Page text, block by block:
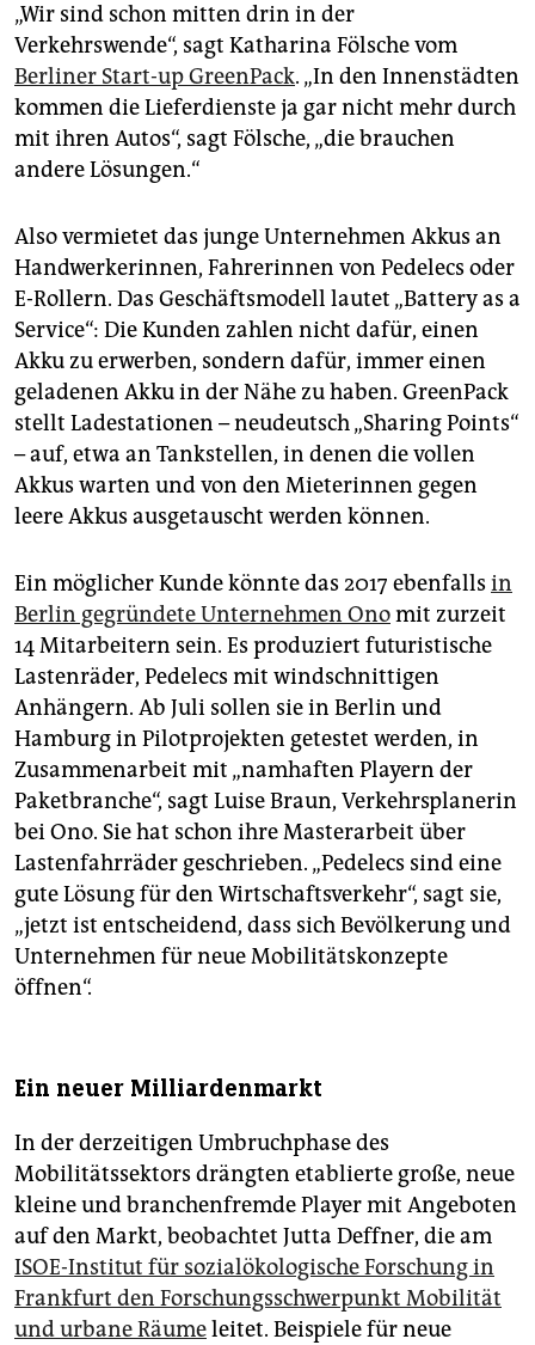
„Wir sind schon mitten drin in der
Verkehrswende“, sagt Katharina Fölsche vom
Berliner Start-up GreenPack. „In den Innenstädten
kommen die Lieferdienste ja gar nicht mehr durch
mit ihren Autos“, sagt Fölsche, „die brauchen
andere Lösungen.“
Also vermietet das junge Unternehmen Akkus an
Handwerkerinnen, Fahrerinnen von Pedelecs oder
E-Rollern. Das Geschäftsmodell lautet „Battery as a
Service“: Die Kunden zahlen nicht dafür, einen
Akku zu erwerben, sondern dafür, immer einen
geladenen Akku in der Nähe zu haben. GreenPack
stellt Ladestationen – neudeutsch „Sharing Points“
– auf, etwa an Tankstellen, in denen die vollen
Akkus warten und von den Mieterinnen gegen
leere Akkus ausgetauscht werden können.
Ein möglicher Kunde könnte das 2017 ebenfalls in
Berlin gegründete Unternehmen Onomit zurzeit
14 Mitarbeitern sein. Es produziert futuristische
Lastenräder, Pedelecs mit windschnittigen
Anhängern. Ab Juli sollen sie in Berlin und
Hamburg in Pilotprojekten getestet werden, in
Zusammenarbeit mit „namhaften Playern der
Paketbranche“, sagt Luise Braun, Verkehrsplanerin
bei Ono. Sie hat schon ihre Masterarbeit über
Lastenfahrräder geschrieben. „Pedelecs sind eine
gute Lösung für den Wirtschaftsverkehr“, sagt sie,
„jetzt ist entscheidend, dass sich Bevölkerung und
Unternehmen für neue Mobilitätskonzepte
öffnen“.
Ein neuer Milliardenmarkt
In der derzeitigen Umbruchphase des
Mobilitätssektors drängten etablierte große, neue
kleine und branchenfremde Player mit Angeboten
auf den Markt, beobachtet Jutta Deffner, die am
ISOE-Institut für sozialökologische Forschung in
Frankfurt den Forschungsschwerpunkt Mobilität
und urbane Räumeleitet. Beispiele für neue